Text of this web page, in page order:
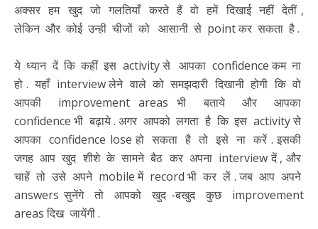
अक्सर हम खुद जो गलतियाँ करते हैं वो हमें दिखाई नहीं देतीं ,
लेकिन और कोई उन्ही चीजों को आसानी से point कर सकता है .
ये ध्यान दें कि कहीं इस activity से आपका confidence कम ना
हो . यहाँ interview लेने वाले को समझदारी दिखानी होगी कि वो
आपकी improvement areas भी बताये और आपका
confidence भी बढ़ाये . अगर आपको लगता है कि इस activity से
आपका confidence lose हो सकता है तो इसे ना करें . इसकी
जगह आप खुद शीशे के सामने बैठ कर अपना interview दें , और
चाहें तो उसे अपने mobile में record भी कर लें . जब आप अपने
answers सुनेंगे तो आपको खुद -बखुद कुछ improvement
areas दिख जायेंगी .